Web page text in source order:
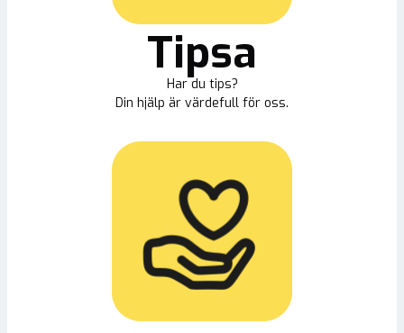
Tipsa
Har du tips?
Din hjälp är värdefull för oss.